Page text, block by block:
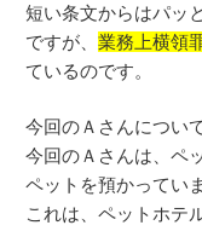
短い条文からはパッ
ですが、業務上横領
ているのです。
今回のＡさんについ
今回のＡさんは、ペ
ペットを預かってい
これは、ペットホテ